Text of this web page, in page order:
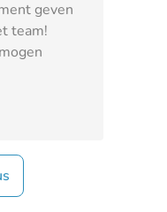
geven
team!